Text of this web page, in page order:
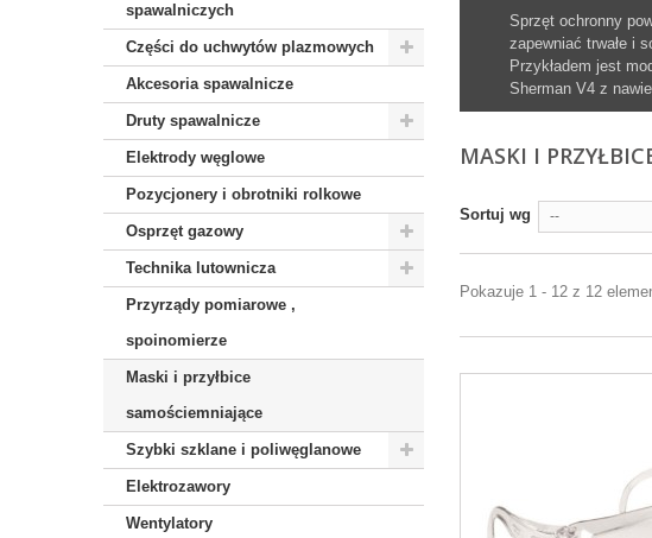
spawalniczych
Części do uchwytów plazmowych
Akcesoria spawalnicze
Druty spawalnicze
Elektrody węglowe
Pozycjonery i obrotniki rolkowe
Osprzęt gazowy
Technika lutownicza
Przyrządy pomiarowe ,
spoinomierze
Maski i przyłbice
samościemniające
Szybki szklane i poliwęglanowe
Elektrozawory
Wentylatory
Sprzęt ochronny
zapewniać trwałe i
Przykładem jest
Sherman V4 z
MASKI I
Sortuj wg --
Pokazuje 1 - 12 z 12